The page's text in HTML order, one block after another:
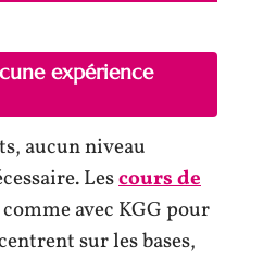
expérience
aucun niveau
Lescours de
comme avec KGG pour
sur les bases,